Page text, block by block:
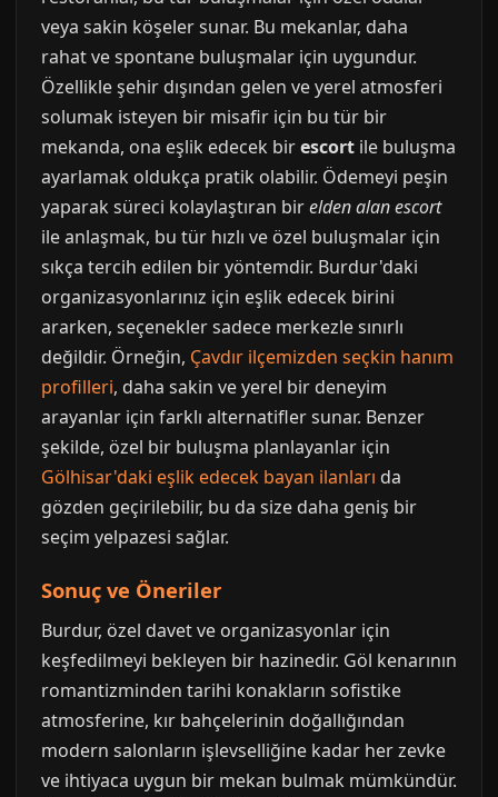
veya sakin köşeler sunar. Bu mekanlar, daha
rahat ve spontane buluşmalar için uygundur.
Özellikle şehir dışından gelen ve yerel atmosferi
solumak isteyen bir misafir için bu tür bir
mekanda, ona eşlik edecek birescort ile buluşma
ayarlamak oldukça pratik olabilir. Ödemeyi peşin
yaparak süreci kolaylaştıran birelden alan escort
ile anlaşmak, bu tür hızlı ve özel buluşmalar için
sıkça tercih edilen bir yöntemdir. Burdur'daki
organizasyonlarınız için eşlik edecek birini
ararken, seçenekler sadece merkezle sınırlı
değildir. Örneğin, Çavdır ilçemizden seçkin hanım
profilleri, daha sakin ve yerel bir deneyim
arayanlar için farklı alternatifler sunar. Benzer
şekilde, özel bir buluşma planlayanlar için
Gölhisar'daki eşlik edecek bayan ilanları da
gözden geçirilebilir, bu da size daha geniş bir
seçim yelpazesi sağlar.
Sonuç ve Öneriler
Burdur, özel davet ve organizasyonlar için
keşfedilmeyi bekleyen bir hazinedir. Göl kenarının
romantizminden tarihi konakların sofistike
atmosferine, kır bahçelerinin doğallığından
modern salonların işlevselliğine kadar her zevke
ve ihtiyaca uygun bir mekan bulmak mümkündür.